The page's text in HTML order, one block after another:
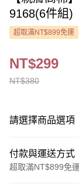
9168(6件組)
超取滿NT$899免運
NT$380
NT$299
請選擇商品選項
付款與運送方式
超取滿NT$899免運